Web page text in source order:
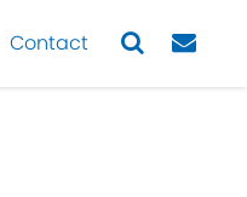
Contact